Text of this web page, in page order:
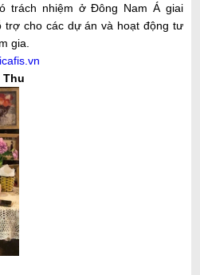
trách nhiệm ở Đông Nam Á giai
trợ cho các dự án và hoạt động tư
gia.
Thu